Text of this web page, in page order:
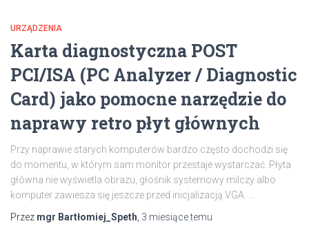
URZĄDZENIA
Karta diagnostyczna POST
PCI/ISA (PC Analyzer / Diagnostic
Card) jako pomocne narzędzie do
naprawy retro płyt głównych
Przy naprawie starych komputerów bardzo często dochodzi się
do momentu, w którym sam monitor przestaje wystarczać. Płyta
główna nie wyświetla obrazu, głośnik systemowy milczy albo
komputer zawiesza się jeszcze przed inicjalizacją VGA. …
Przez mgr Bartłomiej_Speth 3 miesiącetemu